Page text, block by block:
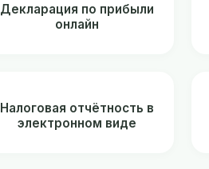
Декларация по прибыли
онлайн
Налоговая отчётность в
электронном виде